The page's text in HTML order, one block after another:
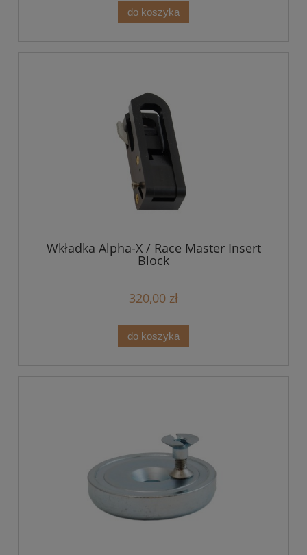
do koszyka
Wkładka Alpha-X / Race Master Insert
Block
320,00 zł
do koszyka